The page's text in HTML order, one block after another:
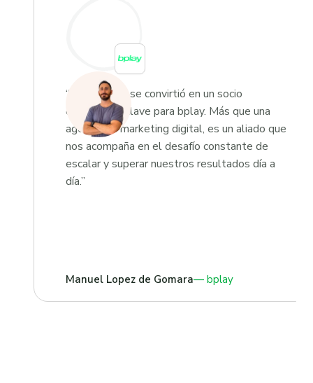
“Growketing se convirtió en un socio
estratégico clave para bplay. Más que una
agencia de marketing digital, es un aliado que
nos acompaña en el desafío constante de
escalar y superar nuestros resultados día a
día.”
Manuel Lopez de Gomara bplay